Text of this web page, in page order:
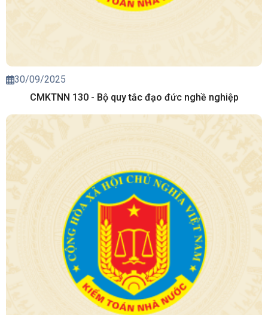
30/09/2025
CMKTNN 130 - Bộ quy tắc đạo đức nghề nghiệp